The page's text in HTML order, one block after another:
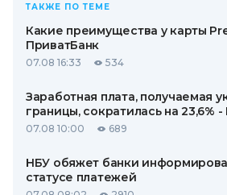
ТАКЖЕ ПО ТЕМЕ
Какие преимущества у карты
ПриватБанк
07.08 16:33 534
Заработная плата, получаемая
границы, сократилась на 23,6%
07.08 10:00 689
НБУ обяжет банки
статусе платежей